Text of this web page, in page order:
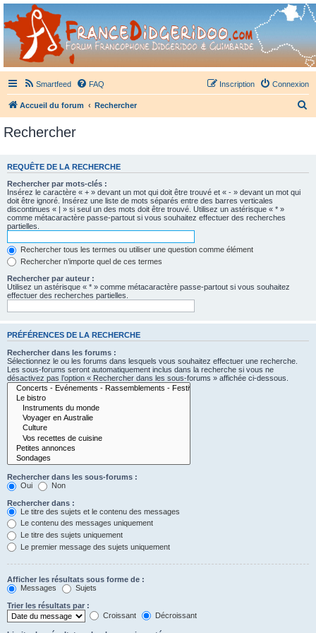
France Didgeridoo
Didgeridoo et Guimbarde sur France Didgeridoo - retrouvez la communauté.
Smartfeed FAQ Connexion
Inscription
Accueil du forum Rechercher
e
Rechercher
REQUÊTE DE LA RECHERCHE
Rechercher par mots-clés :
Insérez le caractère « + » devant un mot qui doit être trouvé et « - » devant un mot qui
doit être ignoré. Insérez une liste de mots séparés entre des barres verticales
discontinues « | » si seul un des mots doit être trouvé. Utilisez un astérisque « * »
comme métacaractère passe-partout si vous souhaitez effectuer des recherches
partielles.
Rechercher tous les termes ou utiliser une question comme élément
Rechercher n’importe quel de ces termes
Rechercher par auteur :
Utilisez un astérisque « * » comme métacaractère passe-partout si vous souhaitez
effectuer des recherches partielles.
PRÉFÉRENCES DE LA RECHERCHE
Rechercher dans les forums :
Sélectionnez le ou les forums dans lesquels vous souhaitez effectuer une recherche.
Les sous-forums seront automatiquement inclus dans la recherche si vous ne
désactivez pas l’option « Rechercher dans les sous-forums » affichée ci-dessous.
Rechercher dans les sous-forums :
Oui
Non
Rechercher dans :
Le titre des sujets et le contenu des messages
Le contenu des messages uniquement
Le titre des sujets uniquement
Le premier message des sujets uniquement
Afficher les résultats sous forme de :
Messages
Sujets
Trier les résultats par :
Croissant
Décroissant